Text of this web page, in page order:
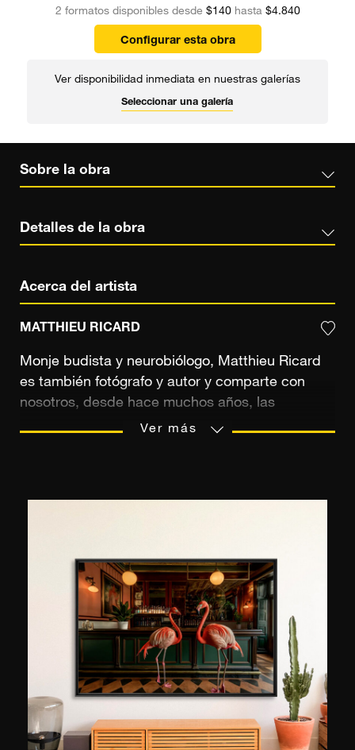
2 formatos disponibles desde $140hasta $4.840
Configurar esta obra
Ver disponibilidad inmediata en nuestras galerías
Seleccionar una galería
Sobre la obra
Detalles de la obra
Acerca del artista
MATTHIEU RICARD
Monje budista y neurobiólogo, Matthieu Ricard
es también fotógrafo y autor y comparte con
nosotros, desde hace muchos años, las
grandiosas bellezas de la región del Himalaya.
del mundo de la que pinta un magnífico retrato.
Matthieu Ricard es autor de numerosas obras
fotográficas que incluyen “El espíritu del Tíbet”,
“Himalaya budista, Tíbet: saludos de
compasión”, “Un viaje inmóvil” y “Monjes
danzantes del Tíbet y Bután: Tierra de
serenidad”. Sus fotografías han sido expuestas
en Nueva York, París, Perpiñán, Winthertour,
Estocolmo y Hong Kong.
Ver más